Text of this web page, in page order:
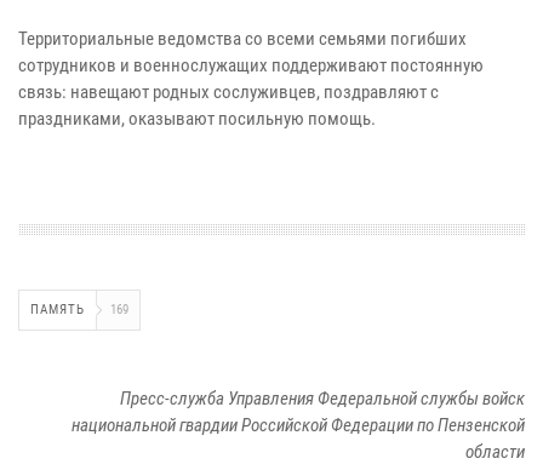
Территориальные ведомства со всеми семьями погибших
сотрудников и военнослужащих поддерживают постоянную
связь: навещают родных сослуживцев, поздравляют с
праздниками, оказывают посильную помощь.
ПАМЯТЬ 169
Пресс-служба Управления Федеральной службы войск
национальной гвардии Российской Федерации по Пензенской
области